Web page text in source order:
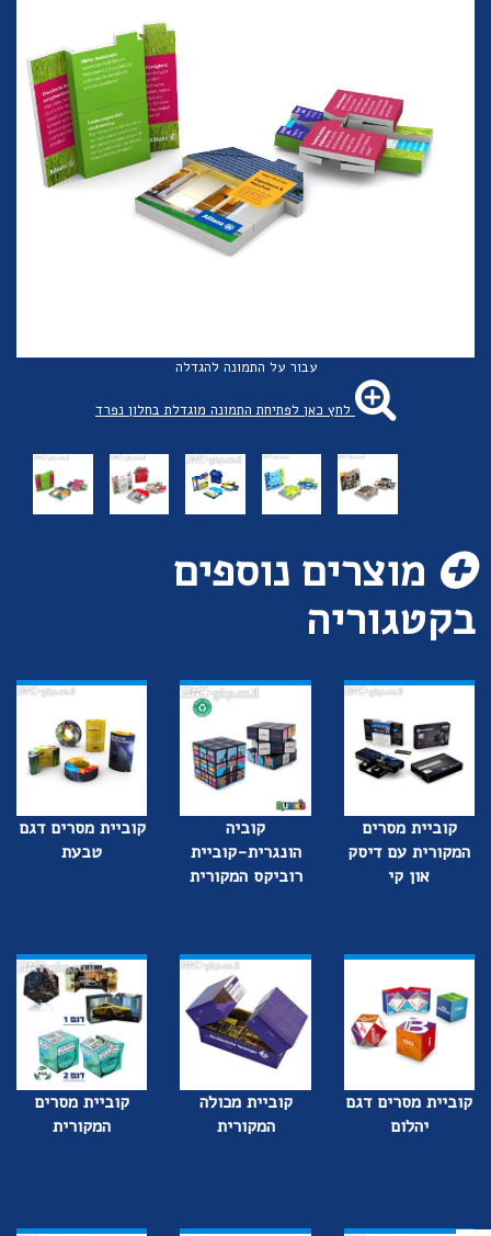
עבור על התמונה להגדלה
לחץ כאן לפתיחת התמונה מוגדלת בחלון נפרד
מוצרים נוספים
בקטגוריה
קוביית מסרים
המקורית עם דיסק
און קי
קוביה
הונגרית-קוביית
רוביקס המקורית
קוביית מסרים דגם
טבעת
קוביית מסרים דגם
יהלום
קוביית מכולה
המקורית
קוביית מסרים
המקורית